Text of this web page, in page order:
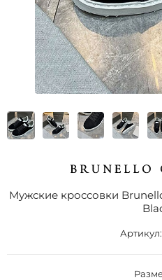
Мужские кроссовки
Артикул: